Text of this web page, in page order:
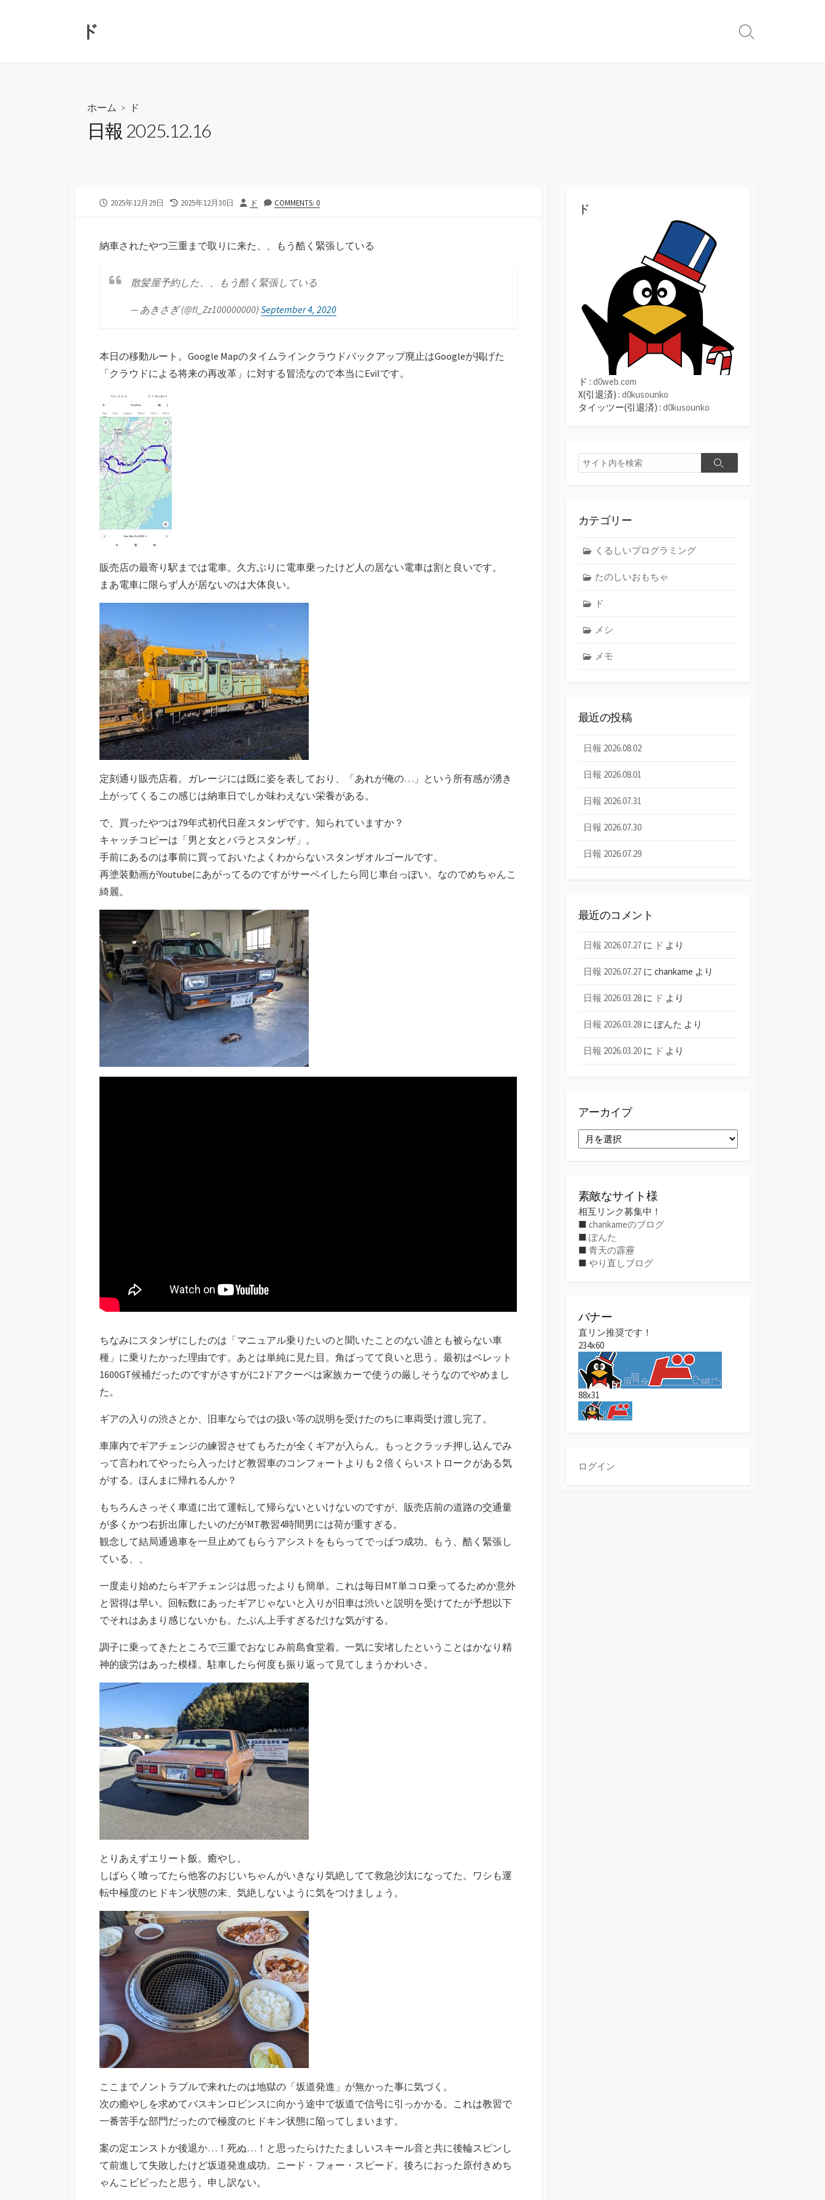
ド
検
ホーム > ド
日報 2025.12.16
公
2025年12月29日
最
新
日
2025年12月30日
投
ド COMMENTS: 0
納車されたやつ三重まで取りに来た、、もう酷く緊張している
散髪屋予約した、、もう酷く緊張している
— あきさぎ (@fl_Zz100000000)September 4, 2020
本日の移動ルート。Google Mapのタイムラインクラウドバックアップ廃止はGoogleが掲げた
「クラウドによる将来の再改革」に対する冒涜なので本当にEvilです。
販売店の最寄り駅までは電車。久方ぶりに電車乗ったけど人の居ない電車は割と良いです。
まあ電車に限らず人が居ないのは大体良い。
定刻通り販売店着。ガレージには既に姿を表しており、「あれが俺の…」という所有感が湧き
上がってくるこの感じは納車日でしか味わえない栄養がある。
で、買ったやつは79年式初代日産スタンザです。知られていますか？
キャッチコピーは「男と女とバラとスタンザ」。
手前にあるのは事前に買っておいたよくわからないスタンザオルゴールです。
再塗装動画がYoutubeにあがってるのですがサーベイしたら同じ車台っぽい。なのでめちゃんこ
綺麗。
ちなみにスタンザにしたのは「マニュアル乗りたいのと聞いたことのない誰とも被らない車
種」に乗りたかった理由です。あとは単純に見た目。角ばってて良いと思う。最初はベレット
1600GT候補だったのですがさすがに2ドアクーペは家族カーで使うの厳しそうなのでやめまし
た。
ギアの入りの渋さとか、旧車ならではの扱い等の説明を受けたのちに車両受け渡し完了。
車庫内でギアチェンジの練習させてもろたが全くギアが入らん。もっとクラッチ押し込んでみ
って言われてやったら入ったけど教習車のコンフォートよりも２倍くらいストロークがある気
がする。ほんまに帰れるんか？
もちろんさっそく車道に出て運転して帰らないといけないのですが、販売店前の道路の交通量
が多くかつ右折出庫したいのだがMT教習4時間男には荷が重すぎる。
観念して結局通過車を一旦止めてもらうアシストをもらってでっぱつ成功。もう、酷く緊張し
ている、、
一度走り始めたらギアチェンジは思ったよりも簡単。これは毎日MT単コロ乗ってるためか意外
と習得は早い。回転数にあったギアじゃないと入りが旧車は渋いと説明を受けてたが予想以下
でそれはあまり感じないかも。たぶん上手すぎるだけな気がする。
調子に乗ってきたところで三重でおなじみ前島食堂着。一気に安堵したということはかなり精
神的疲労はあった模様。駐車したら何度も振り返って見てしまうかわいさ。
とりあえずエリート飯。癒やし。
しばらく喰ってたら他客のおじいちゃんがいきなり気絶してて救急沙汰になってた。ワシも運
転中極度のヒドキン状態の末、気絶しないように気をつけましょう。
ここまでノントラブルで来れたのは地獄の「坂道発進」が無かった事に気づく。
次の癒やしを求めてバスキンロビンスに向かう途中で坂道で信号に引っかかる。これは教習で
一番苦手な部門だったので極度のヒドキン状態に陥ってしまいます。
案の定エンストか後退か…！死ぬ…！と思ったらけたたましいスキール音と共に後輪スピンし
て前進して失敗したけど坂道発進成功。ニード・フォー・スピード。後ろにおった原付きめち
ゃんこビビったと思う。申し訳ない。
ド
ド : d0web.com
X(引退済) : d0kusounko
タイッツー(引退済) : d0kusounko
検
索
検
カテゴリー
くるしいプログラミング
たのしいおもちゃ
ド
メシ
メモ
最近の投稿
日報 2026.08.02
日報 2026.08.01
日報 2026.07.31
日報 2026.07.30
日報 2026.07.29
最近のコメント
日報 2026.07.27 に ド より
日報 2026.07.27 に chankame より
日報 2026.03.28 に ド より
日報 2026.03.28 に ぽんた より
日報 2026.03.20 に ド より
アーカイブ
ー
素敵なサイト様
相互リンク募集中！
■ chankameのブログ
■ ぽんた
■ 青天の霹靂
■ やり直しブログ
バナー
直リン推奨です！
234x60
88x31
ログイン